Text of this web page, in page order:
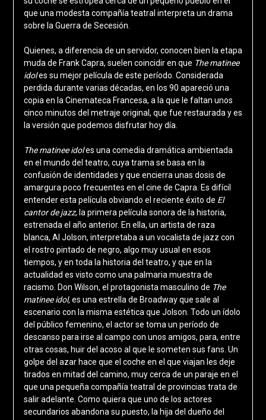
que una modesta compañía teatral interpreta un drama
sobre la Guerra de Secesión.
Quienes, a diferencia de un servidor, conocen bien la etapa
muda de Frank Capra, suelen coincidir en que The matinee
idoles su mejor película de este período. Considerada
perdida durante varias décadas, en los 90 apareció una
copia en la Cinemateca Francesa, a la que le faltan unos
cinco minutos del metraje original, que fue restaurada y es
la versión que podemos disfrutar hoy día.
The matinee idoles una comedia dramática ambientada
en el mundo del teatro, cuya trama se basa en la
confusión de identidades y que encierra unas dosis de
amargura poco frecuentes en el cine de Capra. Es difícil
entender esta película obviando el reciente éxito de El
cantor de jazz, la primera película sonora de la historia,
estrenada el año anterior. En ella, un artista de raza
blanca, Al Jolson, interpretaba a un vocalista de jazz con
el rostro pintado de negro, algo muy usual en esos
tiempos, y en toda la historia del teatro, y que en la
actualidad es visto como una palmaria muestra de
racismo. Don Wilson, el protagonista masculino de The
matinee idol,es una estrella de Broadway que sale al
escenario con la misma estética que Jolson. Todo un ídolo
del público femenino, el actor se toma un período de
descanso para irse al campo con unos amigos, para, entre
otras cosas, huir del acoso al que le someten sus fans. Un
golpe del azar hace que el coche en el que viajan les deje
tirados en mitad del camino, muy cerca de un paraje en el
que una pequeña compañía teatral de provincias trata de
salir adelante. Como quiera que uno de los actores
secundarios abandona su puesto, la hija del dueño del